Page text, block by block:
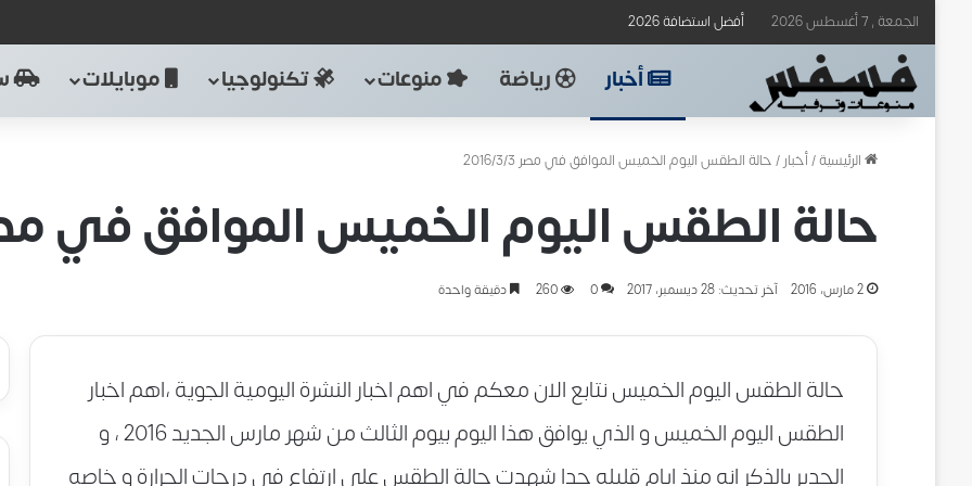
الجمعة , 7 أغسطس 2026 أفضل استضافة 2026
أخبار رياضة منوعات تكنولوجيا موبايلات
الرئيسية/أخبار/حالة الطقس اليوم الخميس الموافق في مصر 2016/3/3
حالة الطقس اليوم الخميس الموافق في مصر
2 مارس، 2016 آخر تحديث: 28 ديسمبر، 2017 0
260 دقيقة واحدة
حالة الطقس اليوم الخميس نتابع الان معكم في اهم اخبار النشرة اليومية الجوية ،اهم اخبار
الطقس اليوم الخميس و الذي يوافق هذا اليوم بيوم الثالث من شهر مارس الجديد 2016 ، و
الجدير بالذكر انه منذ ايام قليله جدا شهدت حالة الطقس على ارتفاع في درجات الحرارة و خاصه